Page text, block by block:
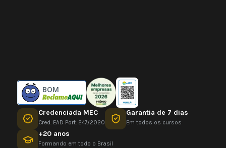
BOM
Credenciada MEC
Cred. EAD Port. 247/2020
Garantia de 7 dias
Em todos os cursos
+20 anos
Formando em todo o Brasil